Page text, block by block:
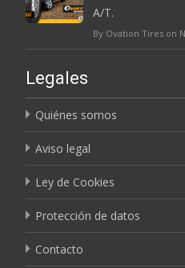
A/T.
By Ovation Tires on
Legales
Quiénes somos
Aviso legal
Ley de Cookies
Protección de datos
Contacto